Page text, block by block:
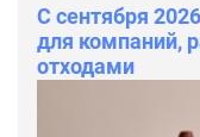
С сентября
для компаний,
отходами